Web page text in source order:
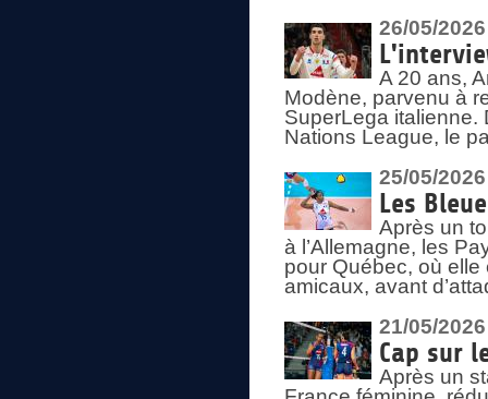
26/05/2026
A 20 ans,
Modène, parvenu à
SuperLega italienne.
Nations League, le
25/05/2026
Les
Après un
à l’Allemagne, les
pour Québec, où
amicaux, avant
21/05/2026
Cap sur
Après un